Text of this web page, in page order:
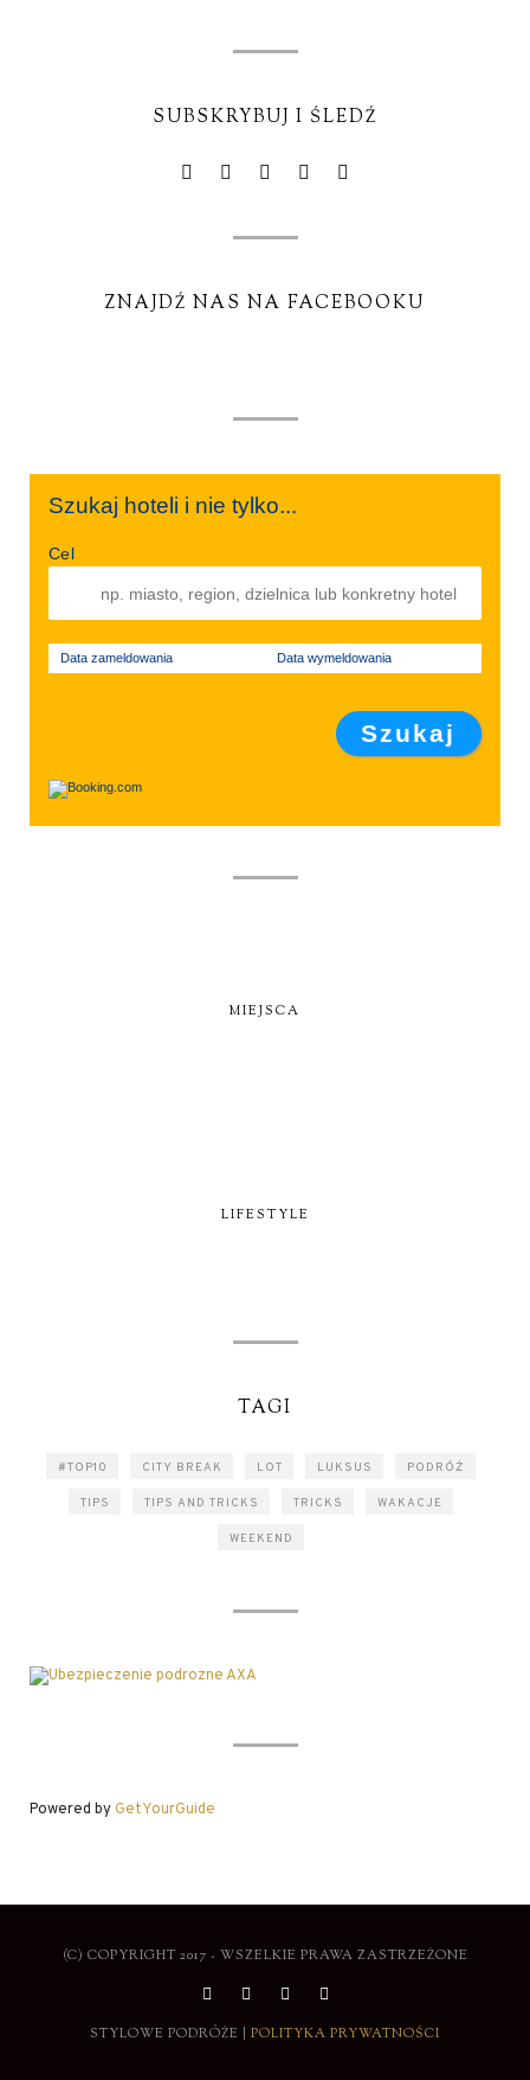
SUBSKRYBUJ I ŚLEDŹ
ZNAJDŹ NAS NA FACEBOOKU
Szukaj hoteli i nie tylko...
Cel
Data zameldowania Data wymeldowania
MIEJSCA
LIFESTYLE
TAGI
#TOP10 CITY BREAK LOT LUKSUS PODRÓŻ
TIPS TIPS AND TRICKS TRICKS WAKACJE
WEEKEND
Powered byGetYourGuide
(C) COPYRIGHT 2017 - WSZELKIE PRAWA ZASTRZEŻONE
STYLOWE PODRÓŻE | POLITYKA PRYWATNOŚCI